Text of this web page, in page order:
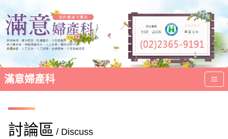
滿意婦產科
討論區 / Discuss